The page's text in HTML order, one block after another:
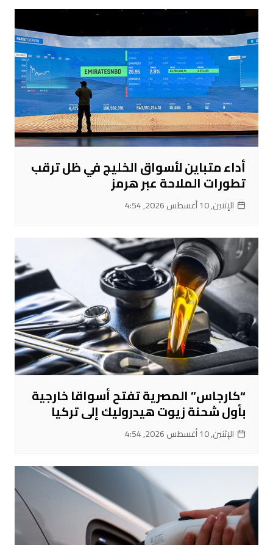
أداء متباين لأسواق الخليج في ظل ترقب
تطورات الملاحة عبر هرمز
الإثنين, 10 أغسطس 2026, 4:54
“كارجاس” المصرية تفتح أسواقا خارجية
بأول شحنة زيوت هيدروليك إلى تركيا
الإثنين, 10 أغسطس 2026, 4:54